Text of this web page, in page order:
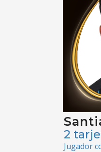
2
Jugador